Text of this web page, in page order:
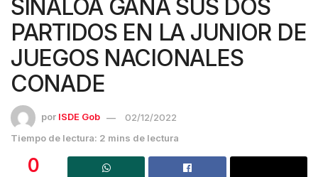
SINALOA GANA SUS DOS
PARTIDOS EN LA JUNIOR DE
JUEGOS NACIONALES
CONADE
por ISDE Gob
02/12/2022
Tiempo de lectura: 2 mins de lectura
0